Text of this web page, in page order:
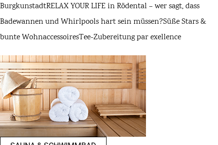
BurgkunstadtRELAX YOUR LIFE in Rödental – wer sagt, dass
Badewannen und Whirlpools hart sein müssen?Süße Stars &
bunte WohnaccessoiresTee-Zubereitung par exellence